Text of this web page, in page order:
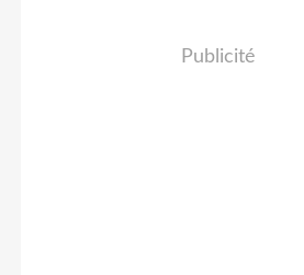
Publicité